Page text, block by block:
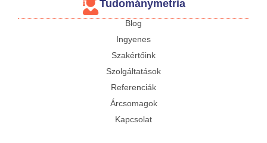
Tudománymetria
Blog
Ingyenes
Szakértőink
Szolgáltatások
Referenciák
Árcsomagok
Kapcsolat